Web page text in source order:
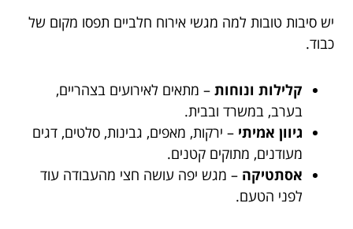
יש סיבות טובות למה מגשי אירוח חלביים תפסו מקום של
כבוד.
קלילות ונוחות – מתאים לאירועים בצהריים,
בערב, במשרד ובבית.
גיוון אמיתי – ירקות, מאפים, גבינות, סלטים, דגים
מעודנים, מתוקים קטנים.
אסתטיקה – מגש יפה עושה חצי מהעבודה עוד
לפני הטעם.